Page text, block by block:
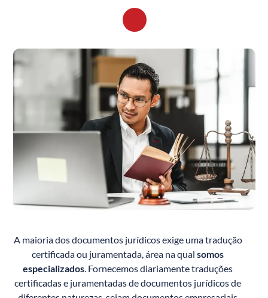
A maioria dos documentos jurídicos exige uma tradução
certificada ou juramentada, área na qualsomos
especializados. Fornecemos diariamente traduções
certificadas e juramentadas de documentos jurídicos de